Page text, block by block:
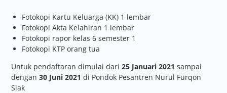
Fotokopi Kartu Keluarga (KK) 1 lembar
Fotokopi Akta Kelahiran 1 lembar
Fotokopi rapor kelas 6 semester 1
Fotokopi KTP orang tua
Untuk pendaftaran dimulai dari25 Januari 2021 sampai
dengan30 Juni 2021 di Pondok Pesantren Nurul Furqon
Siak